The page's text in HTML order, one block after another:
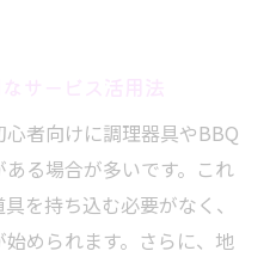
者向けに調理器具やBBQ
る場合が多いです。これ
を持ち込む必要がなく、
められます。さらに、地